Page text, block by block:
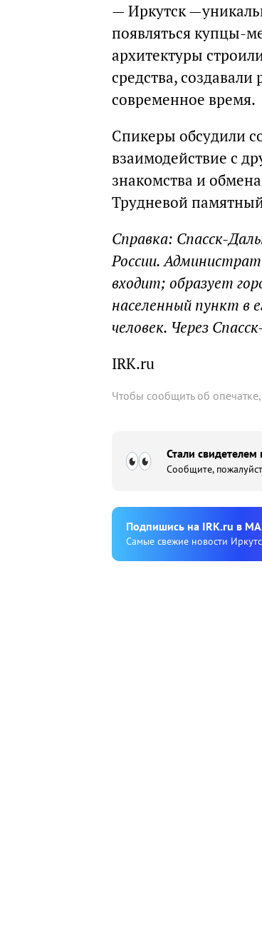
— Иркутск
появляться купцы-
архитектуры
средства,
современное время.
Спикеры обсудили
взаимодействие с
знакомства и
Трудневой
Справка: Спасск-
России.
входит; образует
населенный пункт в
человек. Через
IRK.ru
Чтобы сообщить об
Стали
Сообщите,
Подпишиcь на IRK.ru в
Cамые свежие новости